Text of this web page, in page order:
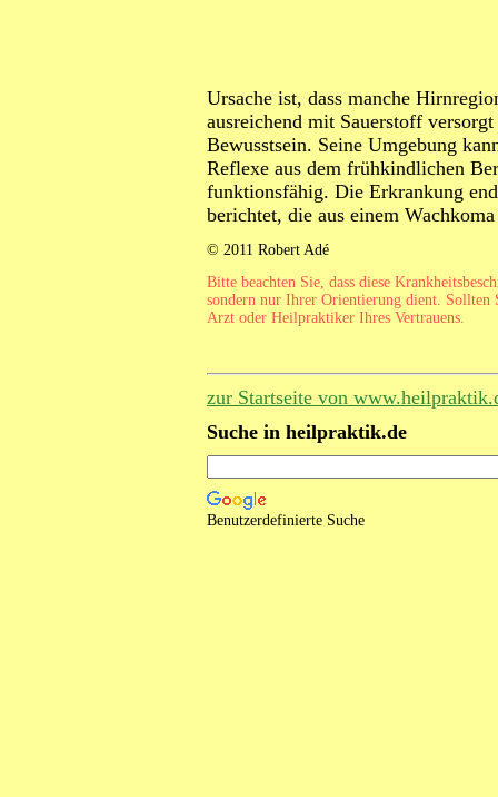
Ursache ist, dass manche
ausreichend mit Sauerstoff
Bewusstsein. Seine Umgebung
Reflexe aus dem frühkindlichen
funktionsfähig. Die Erkrankung
berichtet, die aus einem
© 2011 Robert Adé
Bitte beachten Sie, dass diese
sondern nur Ihrer Orientierung dient. Sollten
Arzt oder Heilpraktiker Ihres Vertrauens.
zur Startseite von
Suche in heilpraktik.de
Benutzerdefinierte Suche